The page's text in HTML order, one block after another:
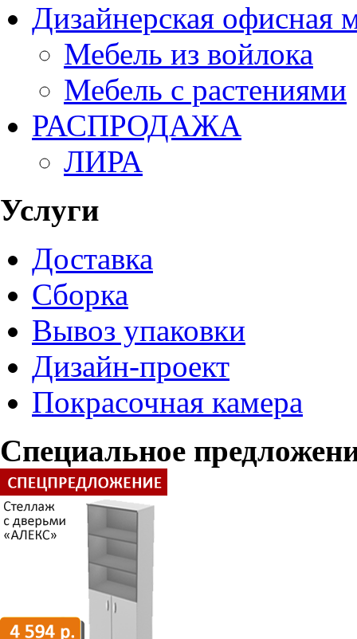
Дизайнерская офисная
Мебель из войлока
Мебель с растениями
РАСПРОДАЖА
ЛИРА
Услуги
Доставка
Сборка
Вывоз упаковки
Дизайн-проект
Покрасочная камера
Специальное